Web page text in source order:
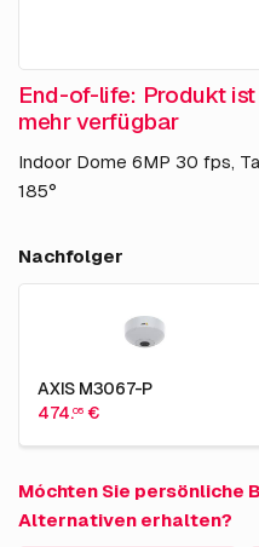
End-of-life: Produkt
mehr verfügbar
Indoor Dome 6MP 30 fps,
185°
Nachfolger
AXIS M3067-P
474.05 €
Móchten Sie persönliche
Alternativen erhalten?